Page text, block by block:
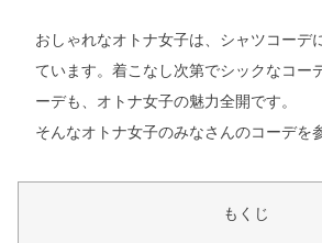
おしゃれなオトナ女子は、シャツコーデ
ています。着こなし次第でシックなコー
ーデも、オトナ女子の魅力全開です。
そんなオトナ女子のみなさんのコーデを
もくじ